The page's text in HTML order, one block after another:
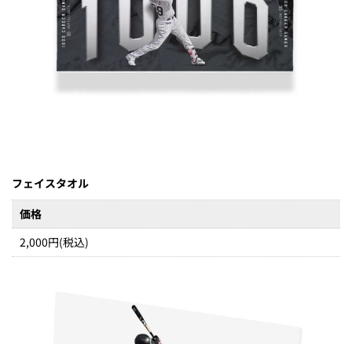
フェイスタオル
価格
2,000円(税込)